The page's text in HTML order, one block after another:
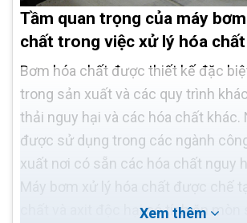
Tầm quan trọng của máy
chất trong việc xử lý hóa
Bơm hóa chất được thiết kế đặc
trong sản xuất và các quy trình
thải nguy hại và các hóa chất khác.
được sử dụng trong các ngành
xuất nơi có sẵn các hóa chất nguy
chất và axit độc hại có tính ăn mòn
Xem thêm